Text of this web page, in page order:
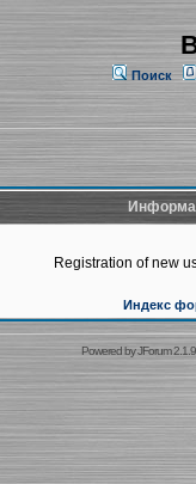
Поиск
Registration of new
Индекс
Powered byJForum 2.1.9